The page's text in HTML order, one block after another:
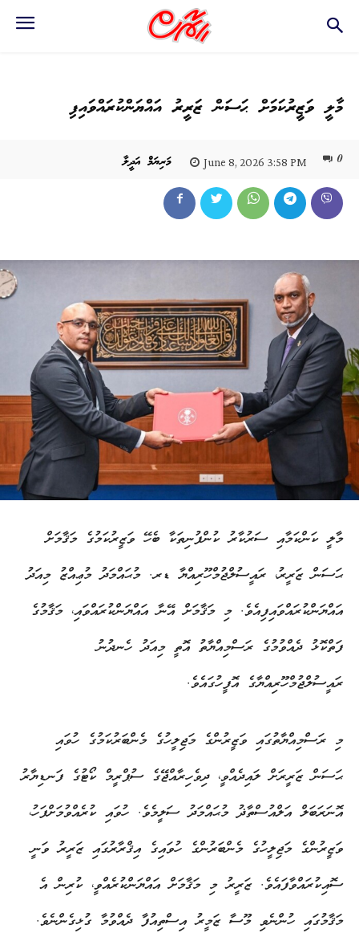
މާލީ ވަޒީރުކަމަށް ޙަސަން ޒަރީރު އައްޔަންކުރައްވައިފި
މަރިޔަމް އަދީލާ June 8, 2026 3:58 PM 0
މާލީ ކަންކަމާއި ސަރުކާރު ކުންފުނިތަކާ ބެހޭ ވަޒީރުކަމުގެ މަޤާމަށް
ޙަސަން ޒަރީރު، ރައީސުލްޖުމްހޫރިއްޔާ ޑރ. މުޙައްމަދު މުޢިއްޒު މިއަދު
އައްޔަންކުރައްވައިފިއެވެ. މި މަޤާމަށް އޭނާ އައްޔަންކުރައްވައި، މަޤާމުގެ
ފަތްކޮޅު ދެއްވުމުގެ ރަސްމިއްޔާތު އޮތީ މިއަދު ހެނދުނު
ރައީސުލްޖުމްހޫރިއްޔާގެ އޮފީހުގައެވެ.
މި ރަސްމިއްޔާތުގައި ވަޒީރުންގެ މަޖިލީހުގެ މެންބަރުކަމުގެ ހުވައި
ޙަސަން ޒަރީރަށް ލައިދެއްވީ، ދިވެހިރާއްޖޭގެ ސުޕްރީމް ކޯޓުގެ ފަނޑިޔާރު
އޮނަރަބަލް އަލްއުސްތާޛު މުޙައްމަދު ސަލީމެވެ. ހުވައި ކުރެއްވުމަށްފަހު،
ވަޒީރުންގެ މަޖިލީހުގެ މެންބަރުންގެ ހުވައިގެ އިޤްރާރުގައި ޒަރީރު ވަނީ
ސޮއިކުރައްވާފައެވެ. ޒަރީރު މި މަޤާމަށް އައްޔަންކުރެއްވީ، ކުރިން އެ
މަޤާމުގައި ހުންނެވި މޫސާ ޒަމީރު އިސްތިއުފާ ދެއްވުމާ ގުޅިގެންނެވެ.